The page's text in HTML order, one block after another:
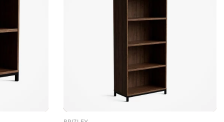
Marc van Wijk 23 Oktober 2025
Netjes optijd geleverd
22 Oktober 2025
Daniela Oprea